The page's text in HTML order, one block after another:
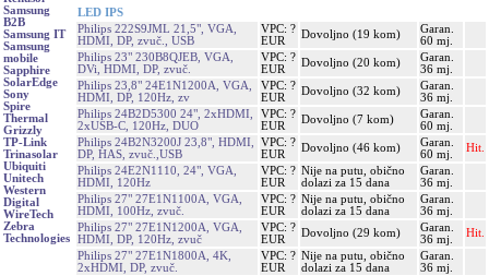
Samsung
B2B
Samsung IT
Samsung
mobile
Sapphire
SolarEdge
Sony
Spire
Thermal
Grizzly
TP-Link
Trinasolar
Ubiquiti
Unitech
Western
Digital
WireTech
Zebra
Technologies
LED IPS
Philips 222S9JML 21,5", VGA,
HDMI, DP, zvuč., USB
VPC: ?
EUR
Dovoljno (19 kom)
Garan.
60 mj.
Philips 23" 230B8QJEB, VGA,
DVi, HDMI, DP, zvuč.
VPC: ?
EUR
Dovoljno (20 kom)
Garan.
36 mj.
Philips 23,8" 24E1N1200A, VGA,
HDMI, DP, 120Hz, zv
VPC: ?
EUR
Dovoljno (32 kom)
Garan.
36 mj.
Philips 24B2D5300 24", 2xHDMI,
2xUSB-C, 120Hz, DUO
VPC: ?
EUR
Dovoljno (7 kom)
Garan.
60 mj.
Philips 24B2N3200J 23,8", HDMI,
DP, HAS, zvuč.,USB
VPC: ?
EUR
Dovoljno (46 kom)
Garan.
60 mj.
Hit.
Philips 24E2N1110, 24", VGA,
HDMI, 120Hz
VPC: ?
EUR
Nije na putu, obično
dolazi za 15 dana
Garan.
36 mj.
Philips 27" 27E1N1100A, VGA,
HDMI, 100Hz, zvuč.
VPC: ?
EUR
Nije na putu, obično
dolazi za 15 dana
Garan.
36 mj.
Philips 27" 27E1N1200A, VGA,
HDMI, DP, 120Hz, zvuč
VPC: ?
EUR
Dovoljno (29 kom)
Garan.
36 mj.
Hit.
Philips 27" 27E1N1800A, 4K,
2xHDMI, DP, zvuč.
VPC: ?
EUR
Nije na putu, obično
dolazi za 15 dana
Garan.
36 mj.